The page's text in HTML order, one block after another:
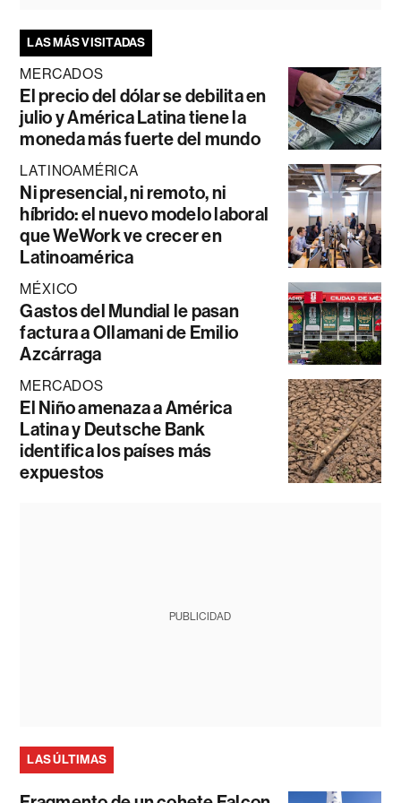
LAS MÁS VISITADAS
MERCADOS
El precio del dólar se debilita en
julio y América Latina tiene la
moneda más fuerte del mundo
LATINOAMÉRICA
Ni presencial, ni remoto, ni
híbrido: el nuevo modelo laboral
que WeWork ve crecer en
Latinoamérica
MÉXICO
Gastos del Mundial le pasan
factura a Ollamani de Emilio
Azcárraga
MERCADOS
El Niño amenaza a América
Latina y Deutsche Bank
identifica los países más
expuestos
PUBLICIDAD
LAS ÚLTIMAS